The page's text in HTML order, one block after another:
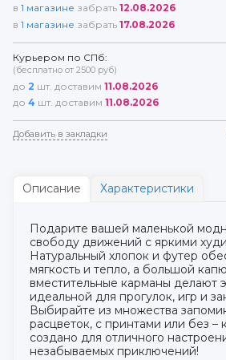
в 1 магазине забрать 12.08.2026
в 1 магазине забрать 17.08.2026
Курьером по СПб:
(бесплатно от 2500 руб)
до 2 шт. доставим 11.08.2026
до 4 шт. доставим 11.08.2026
Добавить в закладки
Описание Характеристики
Подарите вашей маленькой
свободу движений с яркими
Натуральный хлопок и футер
мягкость и тепло, а большой
вместительные карманы делают
идеальной для прогулок, игр и
Выбирайте из множества
расцветок, с принтами или без –
создано для отличного
незабываемых приключений!